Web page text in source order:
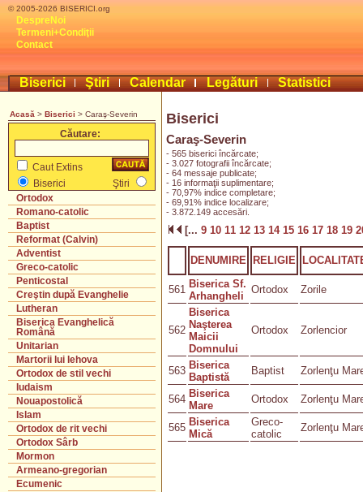
© 2005-2026 BISERICI.org
DespreNoi
Termeni+Condiţii
Contact
Biserici Ştiri Calendar Legături Statistici
Acasă > Biserici > Caraş-Severin
Căutare:
Caut Extins
Biserici
Ştiri
Ortodox
Romano-catolic
Baptist
Reformat (Calvin)
Adventist
Greco-catolic
Penticostal
Creştin după Evanghelie
Lutheran
Biserica Evanghelică
Română
Unitarian
Martorii lui Iehova
Ortodox de stil vechi
Iudaism
Nouapostolică
Islam
Ortodox de rit vechi
Ortodox Sârb
Mormon
Armeano-gregorian
Ecumenic
Biserici
Caraş-Severin
- 565 biserici încărcate;
- 3.027 fotografii încărcate;
- 64 messaje publicate;
- 16 informaţii suplimentare;
- 70,97% indice completare;
- 69,91% indice localizare;
- 3.872.149 accesări.
[... 9 10 11 12 13 14 15 16 17 18 19
DENUMIRE RELIGIE
561 Biserica Sf.
Arhangheli
Ortodox Zorile
562
Biserica
Naşterea
Maicii
Domnului
Ortodox Zorlencior
563 Biserica
Baptistă
Baptist Zorlenţu
564 Biserica
Mare
Ortodox Zorlenţu
565 Biserica
Mică
Greco-
catolic
Zorlenţu